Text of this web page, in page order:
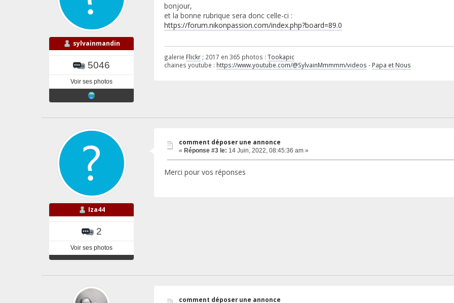
sylvainmandin
5046
Voir ses photos
bonjour,
et la bonne rubrique sera donc celle-ci :
https://forum.nikonpassion.com/index.php?board=89.0
galerie Flickr; 2017 en 365 photos : Tookapic
chaines youtube : https://www.youtube.com/@SylvainMmmmm/videos - Papa et Nous
Iza44
2
Voir ses photos
comment déposer une annonce
« Réponse #3 le: 14 Juin, 2022, 08:45:36 am »
Merci pour vos réponses
comment déposer une annonce